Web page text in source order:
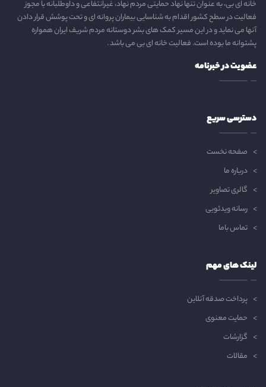
خانه ای بی، به عنوان تنها نهاد حمایتی مردم نهاد، غیرانتفاعی و داوطلبانه با مجوز
فعالیت در سطح کشور اقدام به شناسایی بیماران پروانه ای و تحت پوشش قرار دادن
آنها می نماید و در این مسیر کمک های بشر دوستانه مردم شریف ایران همواره
پشتوانه ما بوده است. فعالیت خانه ای بی می باشد .
عضویت در خبرنامه
دسترسی سریع
صفحه نخست
درباره ما
گالری تصاویر
رسانه ویدئویی
تماس باما
لینک های مهم
پرداخت صدقه آنلاین
حمایت معنوی
گزارشات
مقالات